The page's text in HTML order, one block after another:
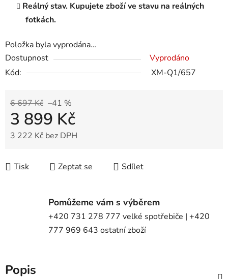
Reálný stav. Kupujete zboží ve stavu na reálných
fotkách.
Položka byla vyprodána…
Dostupnost
Vyprodáno
Kód:
XM-Q1/657
6 697 Kč –41 %
3 899 Kč
3 222 Kč bez DPH
Tisk
Zeptat se Sdílet
Pomůžeme vám s výběrem
+420 731 278 777 velké spotřebiče | +420
777 969 643 ostatní zboží
Popis